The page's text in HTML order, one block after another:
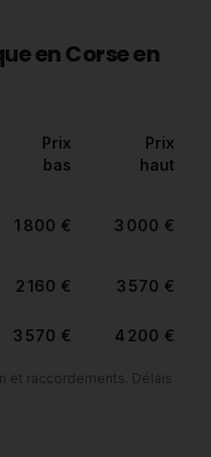
en Corse en
Prix
bas
Prix
haut
1 800 € 3 000 €
2 160 € 3 570 €
3 570 € 4 200 €
et raccordements. Délais